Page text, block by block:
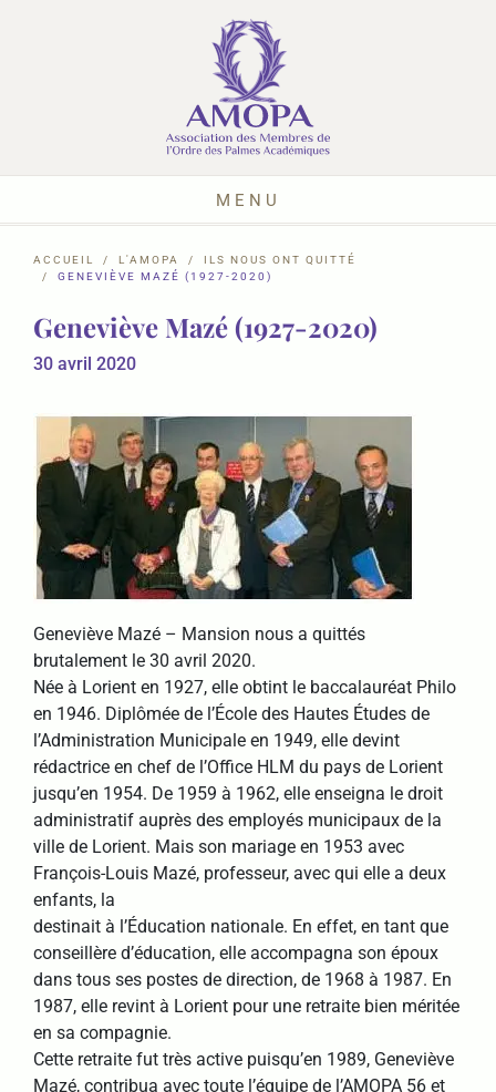
MENU
ACCUEIL L'AMOPA
ILS NOUS ONT QUITTÉ
GENEVIÈVE MAZÉ (1927-2020)
Geneviève Mazé (1927-2020)
30 avril 2020
Geneviève Mazé – Mansion nous a quittés
brutalement le 30 avril 2020.
Née à Lorient en 1927, elle obtint le baccalauréat Philo
en 1946. Diplômée de l’École des Hautes Études de
l’Administration Municipale en 1949, elle devint
rédactrice en chef de l’Office HLM du pays de Lorient
jusqu’en 1954. De 1959 à 1962, elle enseigna le droit
administratif auprès des employés municipaux de la
ville de Lorient. Mais son mariage en 1953 avec
François-Louis Mazé, professeur, avec qui elle a deux
enfants, la
destinait à l’Éducation nationale. En effet, en tant que
conseillère d’éducation, elle accompagna son époux
dans tous ses postes de direction, de 1968 à 1987. En
1987, elle revint à Lorient pour une retraite bien méritée
en sa compagnie.
Cette retraite fut très active puisqu’en 1989, Geneviève
Mazé, contribua avec toute l’équipe de l’AMOPA 56 et